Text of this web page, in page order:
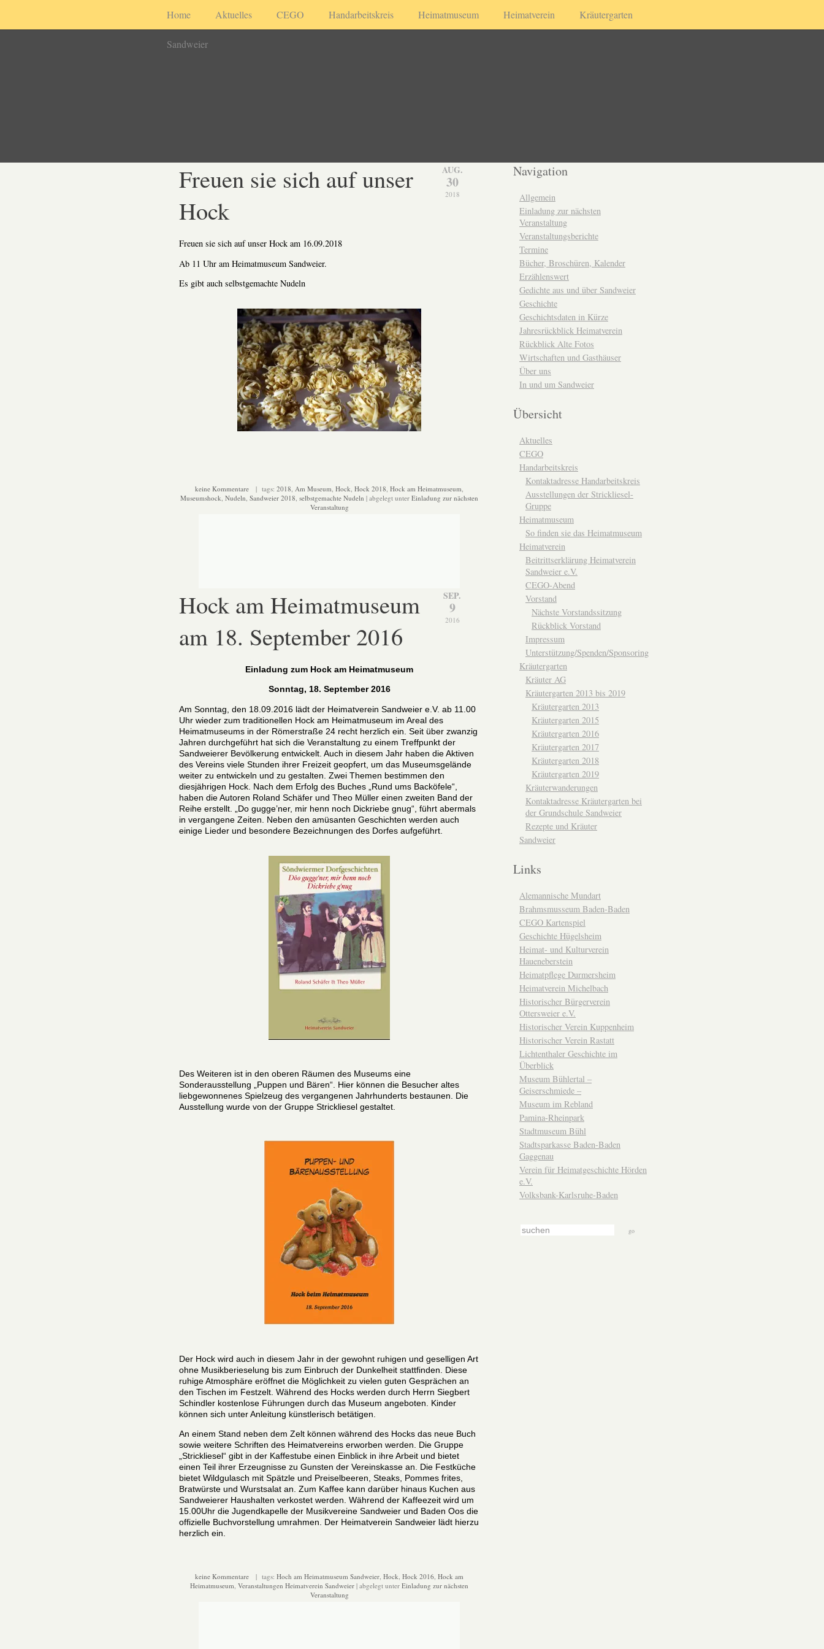
Home Aktuelles CEGO Handarbeitskreis Heimatmuseum Heimatverein Kräutergarten
Sandweier
AUG.
30
2018
Freuen sie sich auf unser
Hock
Freuen sie sich auf unser Hock am 16.09.2018
Ab 11 Uhr am Heimatmuseum Sandweier.
Es gibt auch selbstgemachte Nudeln
keine Kommentare | tags: 2018, Am Museum, Hock, Hock 2018, Hock am Heimatmuseum,
Museumshock, Nudeln, Sandweier 2018, selbstgemachte Nudeln | abgelegt unter Einladung zur nächsten
Veranstaltung
SEP.
9
2016
Hock am Heimatmuseum
am 18. September 2016
Einladung zum Hock am Heimatmuseum
Sonntag, 18. September 2016
Am Sonntag, den 18.09.2016 lädt der Heimatverein Sandweier e.V. ab 11.00
Uhr wieder zum traditionellen Hock am Heimatmuseum im Areal des
Heimatmuseums in der Römerstraße 24 recht herzlich ein. Seit über zwanzig
Jahren durchgeführt hat sich die Veranstaltung zu einem Treffpunkt der
Sandweierer Bevölkerung entwickelt. Auch in diesem Jahr haben die Aktiven
des Vereins viele Stunden ihrer Freizeit geopfert, um das Museumsgelände
weiter zu entwickeln und zu gestalten. Zwei Themen bestimmen den
diesjährigen Hock. Nach dem Erfolg des Buches „Rund ums Backöfele“,
haben die Autoren Roland Schäfer und Theo Müller einen zweiten Band der
Reihe erstellt. „Do gugge’ner, mir henn noch Dickriebe gnug“, führt abermals
in vergangene Zeiten. Neben den amüsanten Geschichten werden auch
einige Lieder und besondere Bezeichnungen des Dorfes aufgeführt.
Des Weiteren ist in den oberen Räumen des Museums eine
Sonderausstellung „Puppen und Bären“. Hier können die Besucher altes
liebgewonnenes Spielzeug des vergangenen Jahrhunderts bestaunen. Die
Ausstellung wurde von der Gruppe Strickliesel gestaltet.
Der Hock wird auch in diesem Jahr in der gewohnt ruhigen und geselligen Art
ohne Musikberieselung bis zum Einbruch der Dunkelheit stattfinden. Diese
ruhige Atmosphäre eröffnet die Möglichkeit zu vielen guten Gesprächen an
den Tischen im Festzelt. Während des Hocks werden durch Herrn Siegbert
Schindler kostenlose Führungen durch das Museum angeboten. Kinder
können sich unter Anleitung künstlerisch betätigen.
An einem Stand neben dem Zelt können während des Hocks das neue Buch
sowie weitere Schriften des Heimatvereins erworben werden. Die Gruppe
„Strickliesel“ gibt in der Kaffestube einen Einblick in ihre Arbeit und bietet
einen Teil ihrer Erzeugnisse zu Gunsten der Vereinskasse an. Die Festküche
bietet Wildgulasch mit Spätzle und Preiselbeeren, Steaks, Pommes frites,
Bratwürste und Wurstsalat an. Zum Kaffee kann darüber hinaus Kuchen aus
Sandweierer Haushalten verkostet werden. Während der Kaffeezeit wird um
15.00Uhr die Jugendkapelle der Musikvereine Sandweier und Baden Oos die
offizielle Buchvorstellung umrahmen. Der Heimatverein Sandweier lädt hierzu
herzlich ein.
keine Kommentare | tags: Hoch am Heimatmuseum Sandweier, Hock, Hock 2016, Hock am
Heimatmuseum, Veranstaltungen Heimatverein Sandweier | abgelegt unter Einladung zur nächsten
Veranstaltung
Navigation
Allgemein
Einladung zur nächsten
Veranstaltung
Veranstaltungsberichte
Termine
Bücher, Broschüren, Kalender
Erzählenswert
Gedichte aus und über Sandweier
Geschichte
Geschichtsdaten in Kürze
Jahresrückblick Heimatverein
Rückblick Alte Fotos
Wirtschaften und Gasthäuser
Über uns
In und um Sandweier
Übersicht
Aktuelles
CEGO
Handarbeitskreis
Kontaktadresse Handarbeitskreis
Ausstellungen der Strickliesel-
Gruppe
Heimatmuseum
So finden sie das Heimatmuseum
Heimatverein
Beitrittserklärung Heimatverein
Sandweier e.V.
CEGO-Abend
Vorstand
Nächste Vorstandssitzung
Rückblick Vorstand
Impressum
Unterstützung/Spenden/Sponsoring
Kräutergarten
Kräuter AG
Kräutergarten 2013 bis 2019
Kräutergarten 2013
Kräutergarten 2015
Kräutergarten 2016
Kräutergarten 2017
Kräutergarten 2018
Kräutergarten 2019
Kräuterwanderungen
Kontaktadresse Kräutergarten bei
der Grundschule Sandweier
Rezepte und Kräuter
Sandweier
Links
Alemannische Mundart
Brahmsmusseum Baden-Baden
CEGO Kartenspiel
Geschichte Hügelsheim
Heimat- und Kulturverein
Haueneberstein
Heimatpflege Durmersheim
Heimatverein Michelbach
Historischer Bürgerverein
Ottersweier e.V.
Historischer Verein Kuppenheim
Historischer Verein Rastatt
Lichtenthaler Geschichte im
Überblick
Museum Bühlertal –
Geiserschmiede –
Museum im Rebland
Pamina-Rheinpark
Stadtmuseum Bühl
Stadtsparkasse Baden-Baden
Gaggenau
Verein für Heimatgeschichte Hörden
e.V.
Volksbank-Karlsruhe-Baden